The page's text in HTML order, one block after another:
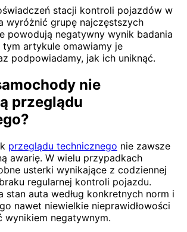
stacji kontroli pojazdów w
wyróżnić grupę najczęstszych
powodują negatywny wynik badania
tym artykule omawiamy je
podpowiadamy, jak ich uniknąć.
nie
przeglądu
przeglądu technicznego nie zawsze
awarię. W wielu przypadkach
usterki wynikające z codziennej
regularnej kontroli pojazdu.
stan auta według konkretnych norm i
nawet niewielkie nieprawidłowości
wynikiem negatywnym.